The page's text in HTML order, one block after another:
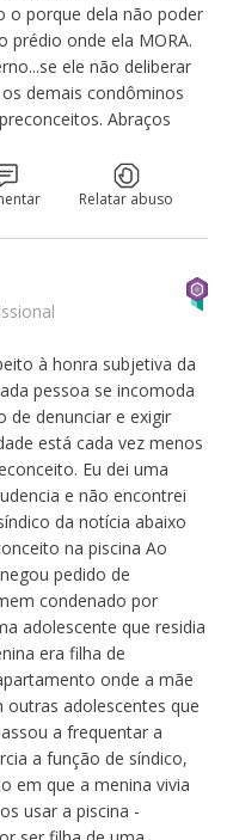
o porque dela não poder
prédio onde ela MORA.
ele não deliberar
demais condôminos
Abraços
Relatar abuso
à honra subjetiva da
pessoa se incomoda
de denunciar e exigir
está cada vez menos
Eu dei uma
e não encontrei
da notícia abaixo
na piscina Ao
pedido de
condenado por
adolescente que residia
era filha de
onde a mãe
adolescentes que
a frequentar a
a função de síndico,
em que a menina vivia
usar a piscina -